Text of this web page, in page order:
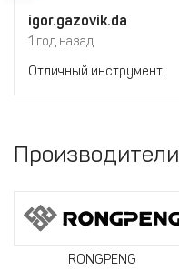
igor.gazovik.da
1 год назад
Отличный инструмент!
Производители
RONGPENG